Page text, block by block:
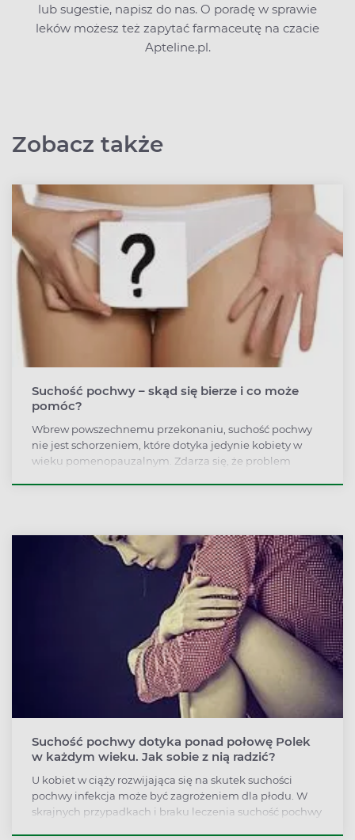
lub sugestie, napisz do nas. O poradę w sprawie
leków możesz też zapytać farmaceutę na czacie
Apteline.pl.
Zobacz także
Suchość pochwy – skąd się bierze i co może
pomóc?
Wbrew powszechnemu przekonaniu, suchość pochwy
nie jest schorzeniem, które dotyka jedynie kobiety w
wieku pomenopauzalnym. Zdarza się, że problem
Suchość pochwy dotyka ponad połowę Polek
w każdym wieku. Jak sobie z nią radzić?
U kobiet w ciąży rozwijająca się na skutek suchości
pochwy infekcja może być zagrożeniem dla płodu. W
skrajnych przypadkach i braku leczenia suchość pochwy